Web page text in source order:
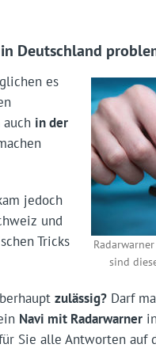
Deutschland
sind
es
in der
jedoch
und
Tricks
zulässig?Darf
Navi mit Radarwarnerin
Sie alle Antworten auf